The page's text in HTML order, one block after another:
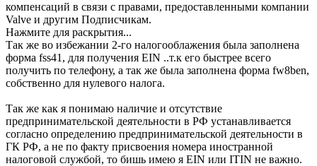
компенсаций в связи с правами, предоставленными компании
Valve и другим Подписчикам.
Нажмите для раскрытия...
Так же во избежании 2-го налогооблажения была заполнена
форма fss41, для получения EIN ..т.к его быстрее всего
получить по телефону, а так же была заполнена форма fw8ben,
собственно для нулевого налога.
Так же как я понимаю наличие и отсутствие
предпринимательской деятельности в РФ устанавливается
согласно определению предпринимательской деятельности в
ГК РФ, а не по факту присвоения номера иностранной
налоговой службой, то бишь имею я EIN или ITIN не важно.